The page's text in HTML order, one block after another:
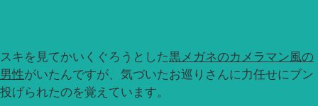
スキを見てかいくぐろうとした黒メガネのカメラマン風の
男性がいたんですが、気づいたお巡りさんに力任せにブン
投げられたのを覚えています。